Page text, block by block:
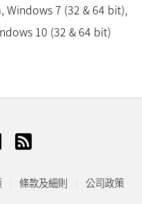
Windows 7 (32 & 64 bit),
10 (32 & 64 bit)
條款及細則 公司政策